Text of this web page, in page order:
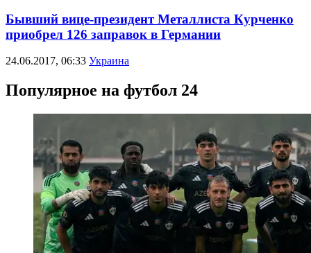
Бывший вице-президент Металлиста Курченко
приобрел 126 заправок в Германии
24.06.2017, 06:33 Украина
Популярное на футбол 24